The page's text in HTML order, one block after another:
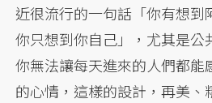
近很流行的一句話「你有想到
你只想到你自己」，尤其是公
你無法讓每天進來的人們都能
的心情，這樣的設計，再美、